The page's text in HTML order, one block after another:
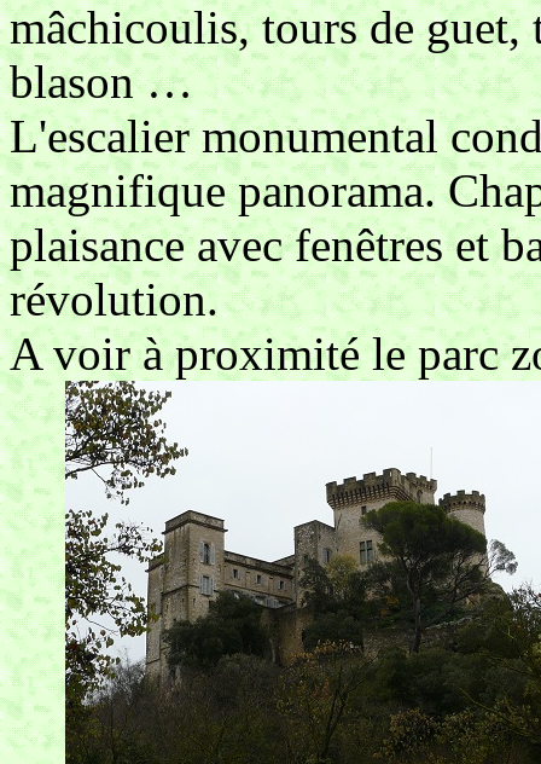
mâchicoulis, tours de
blason …
L'escalier monumental
magnifique panorama.
plaisance avec fenêtres et
révolution.
A voir à proximité le parc